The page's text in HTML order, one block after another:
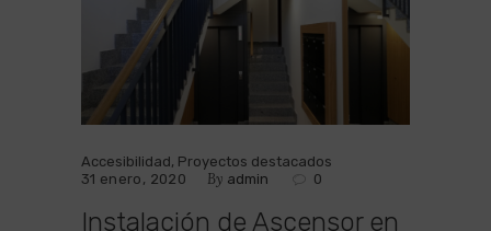
Accesibilidad, Proyectos destacados
31 enero, 2020
By admin 0
Instalación de Ascensor en